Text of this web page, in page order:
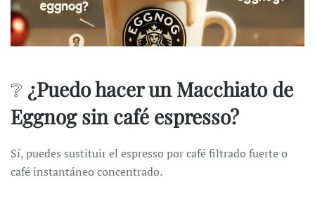
❔ ¿Puedo hacer un Macchiato de
Eggnog sin café espresso?
Sí, puedes sustituir el espresso por café filtrado fuerte o
café instantáneo concentrado.